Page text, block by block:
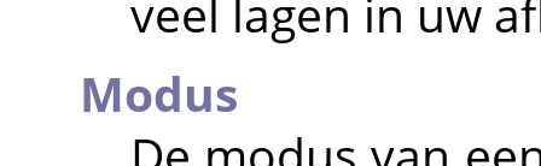
veel lagen in uw
Modus